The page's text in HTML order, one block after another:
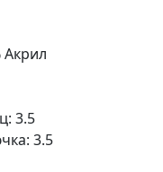
Акрил
3.5
3.5